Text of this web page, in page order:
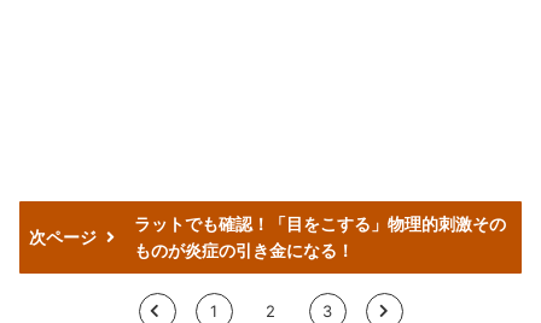
次ページ
ラットでも確認！「目をこする」物理的刺激その
ものが炎症の引き金になる！
< 1 2 3 >